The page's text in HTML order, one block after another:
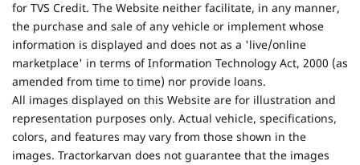
for TVS Credit. The Website neither facilitate, in any manner,
the purchase and sale of any vehicle or implement whose
information is displayed and does not as a 'live/online
marketplace' in terms of Information Technology Act, 2000 (as
amended from time to time) nor provide loans.
All images displayed on this Website are for illustration and
representation purposes only. Actual vehicle, specifications,
colors, and features may vary from those shown in the
images. Tractorkarvan does not guarantee that the images